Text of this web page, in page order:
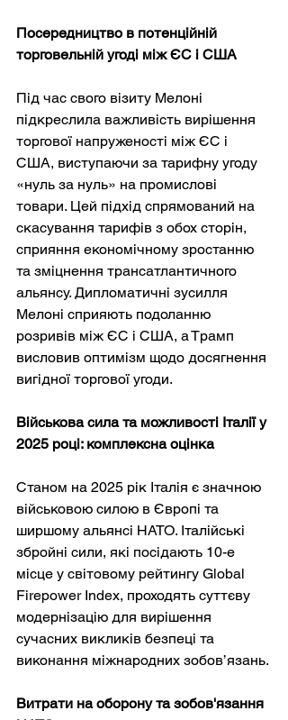
Посередництво в потенційній
торговельній угоді між ЄС і США
Під час свого візиту Мелоні
підкреслила важливість вирішення
торгової напруженості між ЄС і
США, виступаючи за тарифну угоду
«нуль за нуль» на промислові
товари. Цей підхід спрямований на
скасування тарифів з обох сторін,
сприяння економічному зростанню
та зміцнення трансатлантичного
альянсу. Дипломатичні зусилля
Мелоні сприяють подоланню
розривів між ЄС і США, а Трамп
висловив оптимізм щодо досягнення
вигідної торгової угоди.
Військова сила та можливості Італії у
2025 році: комплексна оцінка
Станом на 2025 рік Італія є значною
військовою силою в Європі та
ширшому альянсі НАТО. Італійські
збройні сили, які посідають 10-е
місце у світовому рейтингу Global
Firepower Index, проходять суттєву
модернізацію для вирішення
сучасних викликів безпеці та
виконання міжнародних зобов’язань.
Витрати на оборону та зобов'язання